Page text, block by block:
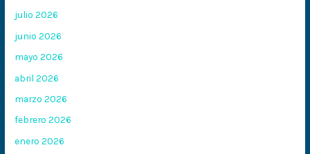
julio 2026
junio 2026
mayo 2026
abril 2026
marzo 2026
febrero 2026
enero 2026